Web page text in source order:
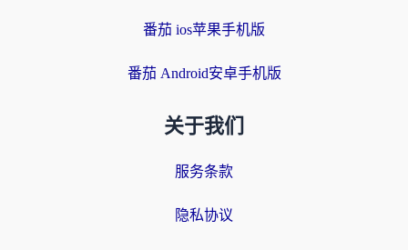
番茄 ios苹果手机版
番茄 Android安卓手机版
关于我们
服务条款
隐私协议